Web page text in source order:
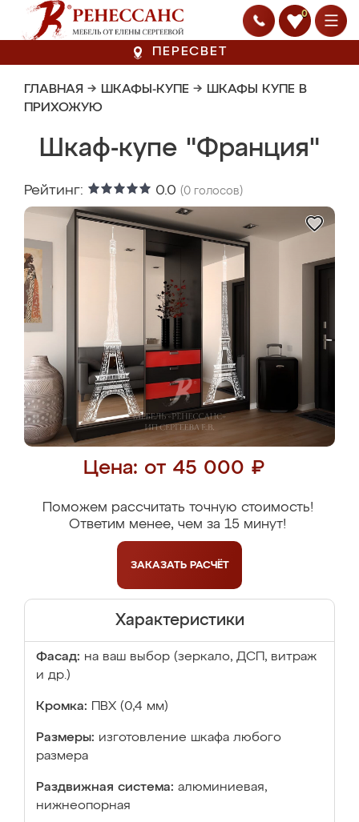
0
ПЕРЕСВЕТ
ГЛАВНАЯ → ШКАФЫ-КУПЕ → ШКАФЫ КУПЕ В
ПРИХОЖУЮ
Шкаф-купе "Франция"
Рейтинг: 0.0 (0 голосов)
Цена: от 45 000 ₽
Поможем рассчитать точную стоимость!
Ответим менее, чем за 15 минут!
ЗАКАЗАТЬ РАСЧЁТ
Характеристики
Фасад: на ваш выбор (зеркало, ДСП, витраж
и др.)
Кромка: ПВХ (0,4 мм)
Размеры: изготовление шкафа любого
размера
Раздвижная система: алюминиевая,
нижнеопорная